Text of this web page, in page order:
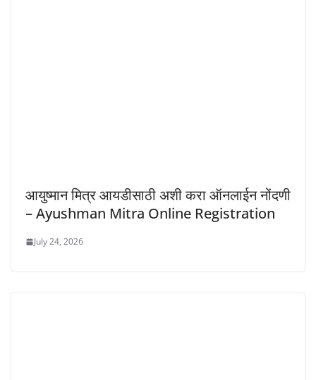
आयुष्मान मित्र आयडीसाठी अशी करा ऑनलाईन नोंदणी
– Ayushman Mitra Online Registration
July 24, 2026